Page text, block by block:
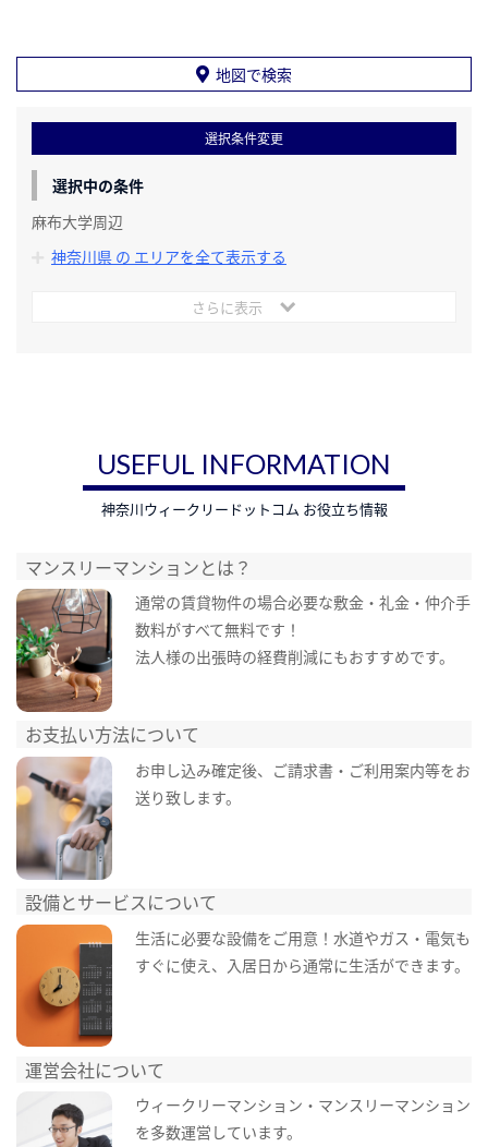
地図で検索
選択条件変更
選択中の条件
麻布大学周辺
神奈川県 の エリアを全て表示する
さらに表示
USEFUL INFORMATION
神奈川ウィークリードットコム お役立ち情報
マンスリーマンションとは？
通常の賃貸物件の場合必要な敷金・礼金・仲介手
数料がすべて無料です！
法人様の出張時の経費削減にもおすすめです。
お支払い方法について
お申し込み確定後、ご請求書・ご利用案内等をお
送り致します。
設備とサービスについて
生活に必要な設備をご用意！水道やガス・電気も
すぐに使え、入居日から通常に生活ができます。
運営会社について
ウィークリーマンション・マンスリーマンション
を多数運営しています。